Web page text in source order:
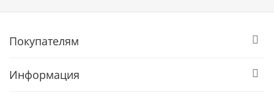
Покупателям
Информация